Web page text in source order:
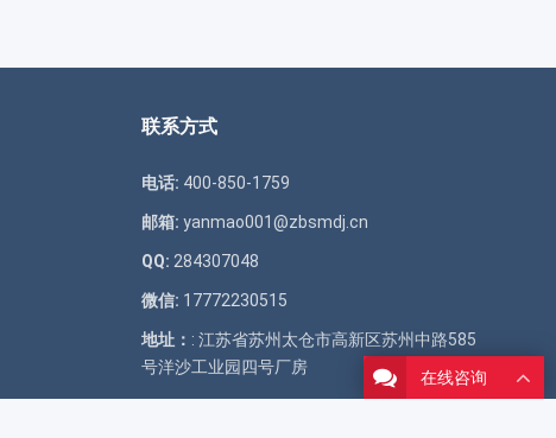
联系方式
电话: 400-850-1759
邮箱: yanmao001@zbsmdj.cn
QQ: 284307048
微信: 17772230515
地址： : 江苏省苏州太仓市高新区苏州中路585
号洋沙工业园四号厂房
在线咨询